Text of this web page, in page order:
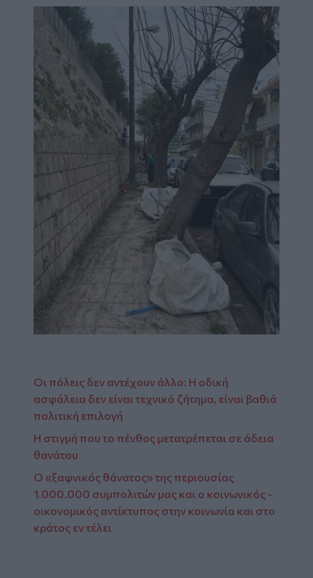
Οι πόλεις δεν αντέχουν άλλο: Η οδική
ασφάλεια δεν είναι τεχνικό ζήτημα, είναι βαθιά
πολιτική επιλογή
Η στιγμή που το πένθος μετατρέπεται σε άδεια
θανάτου
Ο «ξαφνικός θάνατος» της περιουσίας
1.000.000 συμπολιτών μας και ο κοινωνικός -
οικονομικός αντίκτυπος στην κοινωνία και στο
κράτος εν τέλει